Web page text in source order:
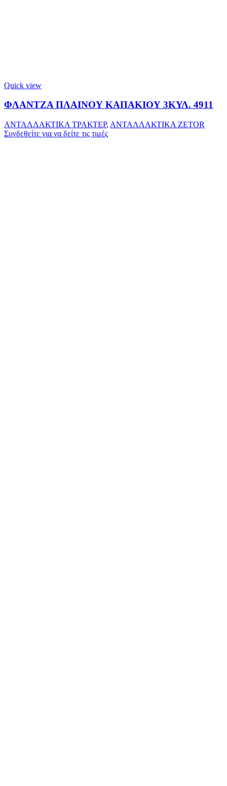
Quick view
ΦΛΑΝΤΖΑ ΠΛΑΙΝΟΥ ΚΑΠΑΚΙΟΥ 3ΚΥΛ. 4911
ΑΝΤΑΛΛΑΚΤΙΚΑ ΤΡΑΚΤΕΡ, ΑΝΤΑΛΛΑΚΤΙΚΑ ZETOR
Συνδεθείτε για να δείτε τις τιμές